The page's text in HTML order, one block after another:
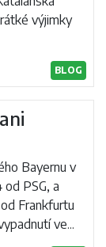
výjimky
BLOG
Bayernu v
od PSG, a
Frankfurtu
ve...